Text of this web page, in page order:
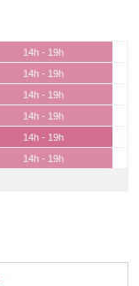
14h - 19h
14h - 19h
14h - 19h
14h - 19h
14h - 19h
14h - 19h